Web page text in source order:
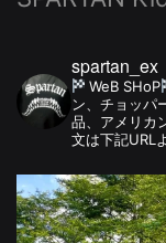
spartan_ex
WeB SHoP
ン、チョッパ
品、アメリカ
文は下記URL